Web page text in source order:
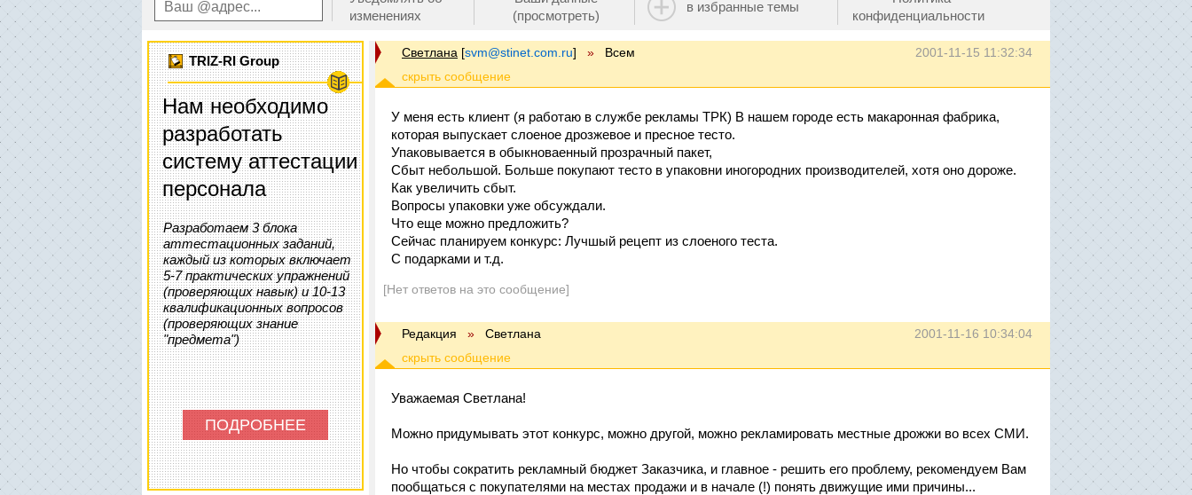
изменениях
(просмотреть)
в избранные темы
конфиденциальности
TRIZ-RI Group
Нам необходимо
разработать
систему аттестации
персонала
Разработаем 3 блока
аттестационных заданий,
каждый из которых включает
5-7 практических упражнений
(проверяющих навык) и 10-13
квалификационных вопросов
(проверяющих знание
"предмета")
ПОДРОБНЕЕ
2001-11-15 11:32:34
Cветлана [svm@stinet.com.ru] » Всем
У меня есть клиент (я работаю в службе рекламы ТРК) В нашем городе есть макаронная фабрика,
которая выпускает слоеное дрозжевое и пресное тесто.
Упаковывается в обыкноваенный прозрачный пакет,
Сбыт небольшой. Больше покупают тесто в упаковни иногородних производителей, хотя оно дороже.
Как увеличить сбыт.
Вопросы упаковки уже обсуждали.
Что еще можно предложить?
Сейчас планируем конкурс: Лучшый рецепт из слоеного теста.
С подарками и т.д.
[Нет ответов на это сообщение]
2001-11-16 10:34:04
Редакция » Cветлана
Уважаемая Светлана!
Можно придумывать этот конкурс, можно другой, можно рекламировать местные дрожжи во всех СМИ.
Но чтобы сократить рекламный бюджет Заказчика, и главное - решить его проблему, рекомендуем Вам
пообщаться с покупателями на местах продажи и в начале (!) понять движущие ими причины...